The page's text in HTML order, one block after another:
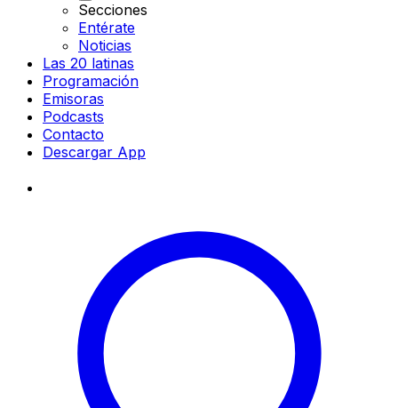
Secciones
Entérate
Noticias
Las 20 latinas
Programación
Emisoras
Podcasts
Contacto
Descargar App